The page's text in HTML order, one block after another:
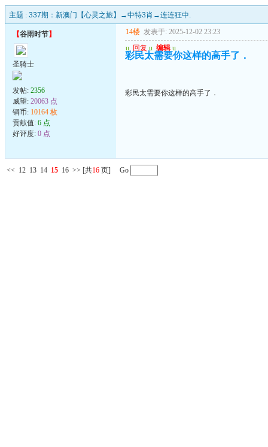
主题 : 337期：新澳门【心灵之旅】→中特3肖→连连狂中.
【谷雨时节】
圣骑士
发帖: 2356
威望: 20063 点
铜币: 10164 枚
贡献值: 6 点
好评度: 0 点
14楼 发表于: 2025-12-02 23:23
u 回复 u 编辑 u
彩民太需要你这样的高手了．
彩民太需要你这样的高手了．
<< 12 13 14 15 16 >> [共16 页] Go